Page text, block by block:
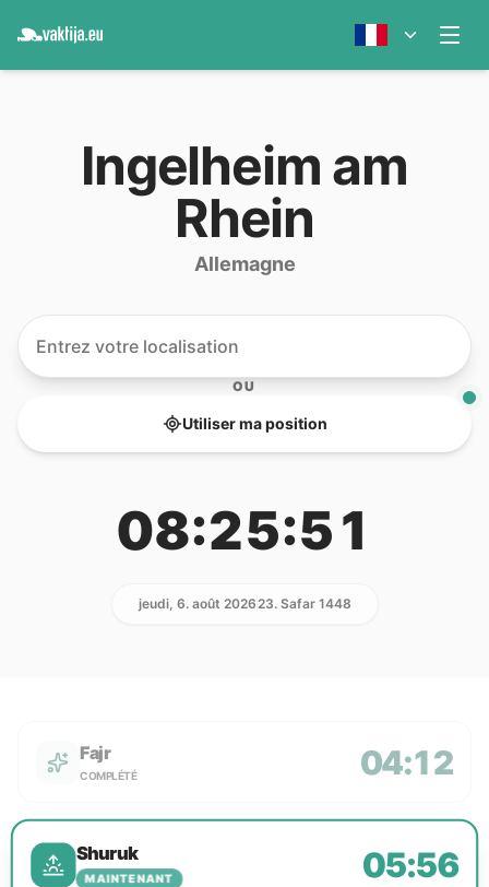
Ingelheim am
Rhein
Allemagne
OU
Utiliser ma position
08:25:51
jeudi, 6. août 202623. Safar 1448
Fajr
COMPLÉTÉ 04:12
Shuruk
MAINTENANT 05:56